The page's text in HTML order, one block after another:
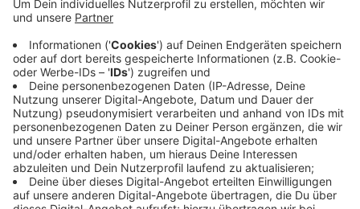
Am Freitagabend (11.07.25) wollte die Frau zusammen
mit einer anderen Person auf dem Dachboden des
Mehrfamilienhauses in der Innenstadt Wäsche
aufhängen. Jedoch konnte sie den Rückweg über die
Treppe nicht meistern und rief die Einsatzkräfte. Die
begleiteten die Frau mithilfe einer Schleifkorbtrage
runter. Die Frau blieb unverletzt.
Anzeige